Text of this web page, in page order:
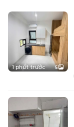
1 phút trước 5